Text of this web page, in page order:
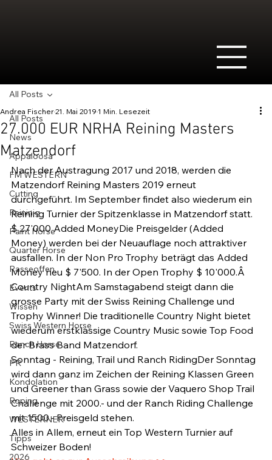
All Posts
News
Appaloosa
FM WESTERN
Cutting
Reininig
Paint Horse
Quarter Horse
Rasseoffen
Events
Wissen
Swiss Western Horse
Ranch Horse
PR
Kondolation
Roping
WESTERNER
Tipps
2026
All Posts
27.000 EUR NRHA Reining Masters
Matzendorf
Andrea Fischer21. Mai 2019 1 Min. Lesezeit
Nach der Austragung 2017 und 2018, werden die
Matzendorf Reining Masters 2019 erneut
durchgeführt. Im September findet also wiederum ein
Reining Turnier der Spitzenklasse in Matzendorf statt.
$ 27'000 Added MoneyDie Preisgelder (Added
Money) werden bei der Neuauflage noch attraktiver
ausfallen. In der Non Pro Trophy beträgt das Added
Money neu $ 7'500. In der Open Trophy $ 10'000.Â
Country NightAm Samstagabend steigt dann die
grosse Party mit der Swiss Reining Challenge und
Trophy Winner! Die traditionelle Country Night bietet
wiederum erstklassige Country Music sowie Top Food
der Brass Band Matzendorf.
Sonntag - Reining, Trail und Ranch RidingDer Sonntag
wird dann ganz im Zeichen der Reining Klassen Green
und Greener than Grass sowie der Vaquero Shop Trail
Challenge mit 2000.- und der Ranch Riding Challenge
mit 1500.- Preisgeld stehen.
Alles in Allem, erneut ein Top Western Turnier auf
Schweizer Boden!